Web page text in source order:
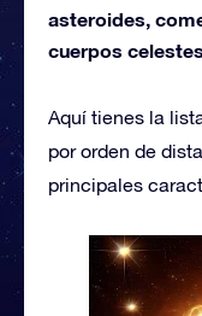
asteroides,
cuerpos
Aquí tienes la
por orden de
principales